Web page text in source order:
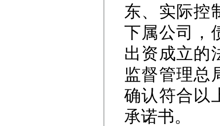
东、实际控
下属公司，
出资成立的
监督管理总
确认符合以
承诺书。